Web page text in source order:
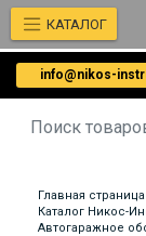
info@nikos-
КАТАЛОГ
Главная страница
Каталог Никос-
Автогаражное